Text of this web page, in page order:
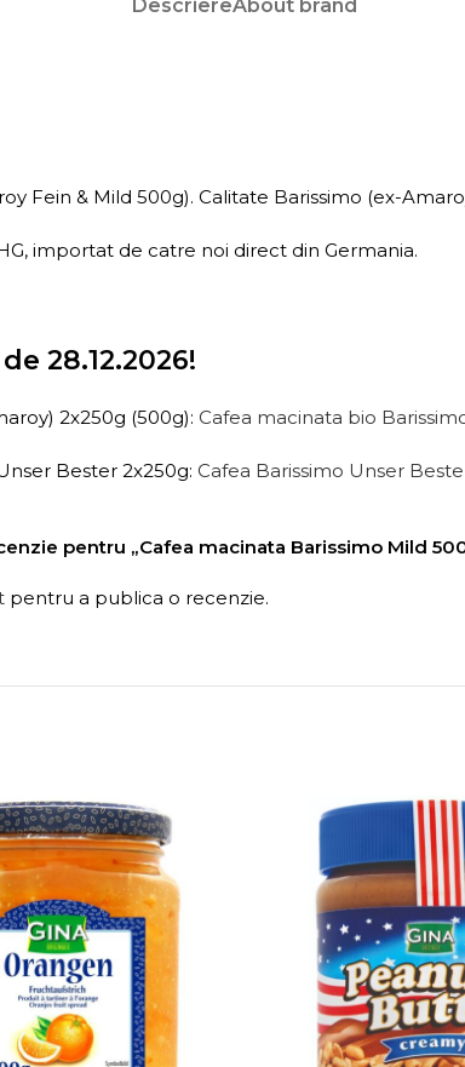
DescriereAbout brand
Fein & Mild 500g). Calitate Barissimo (ex-
importat de catre noi direct din Germania.
28.12.2026!
2x250g (500g): Cafea macinata bio
Bester 2x250g: Cafea Barissimo Unser
pentru „Cafea macinata Barissimo Mild
pentru a publica o recenzie.